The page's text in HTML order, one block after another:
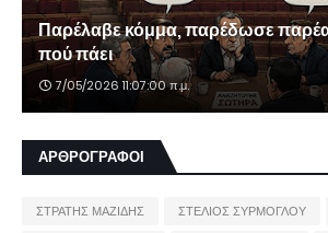
Παρέλαβε κόμμα, παρέδωσε παρέα
πού πάει
7/05/2026 11:07:00 π.μ.
ΑΡΘΡΟΓΡΑΦΟΙ
ΣΤΡΑΤΗΣ ΜΑΖΙΔΗΣ ΣΤΕΛΙΟΣ ΣΥΡΜΟΓΛΟΥ